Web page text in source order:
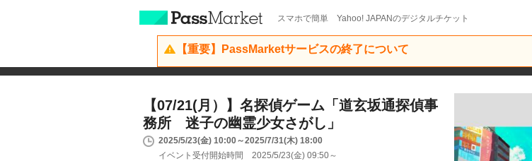
スマホで簡単 Yahoo! JAPANのデジタルチケット
【重要】PassMarketサービスの終了について
【07/21(月）】名探偵ゲーム「道玄坂通探偵事
務所 迷子の幽霊少女さがし」
2025/5/23(金) 10:00～2025/7/31(木) 18:00
イベント受付開始時間 2025/5/23(金) 09:50～